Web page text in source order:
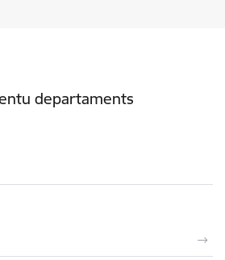
departaments